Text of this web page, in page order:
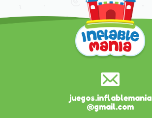
juegos.inflablemania
@gmail.com